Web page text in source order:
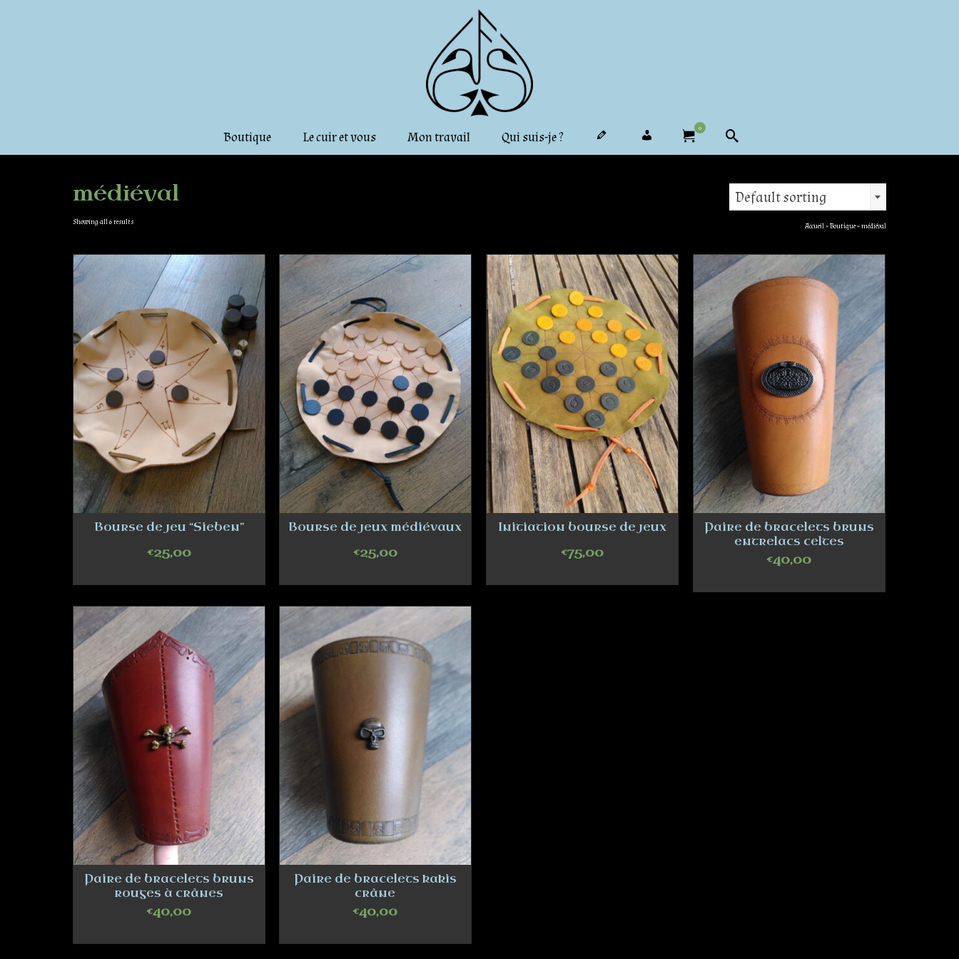
Boutique Le cuir et vous Mon travail Qui suis-je ?
0
médiéval
Showing all 6 results
Default sorting
Accueil»Boutique»médiéval
Bourse de jeu “Sieben”
€25,00
Bourse de jeux médiévaux
€25,00
Initiation bourse de jeux
€75,00
Paire de bracelets bruns
entrelacs celtes
€40,00
Paire de bracelets bruns
rouges à crânes
€40,00
Paire de bracelets kakis
crâne
€40,00